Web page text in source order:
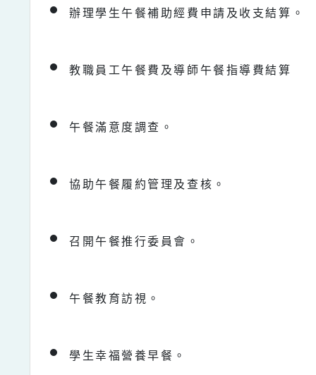
辦理學生午餐補助經費申請及收支結算。
教職員工午餐費及導師午餐指導費結算
午餐滿意度調查。
協助午餐履約管理及查核。
召開午餐推行委員會。
午餐教育訪視。
學生幸福營養早餐。